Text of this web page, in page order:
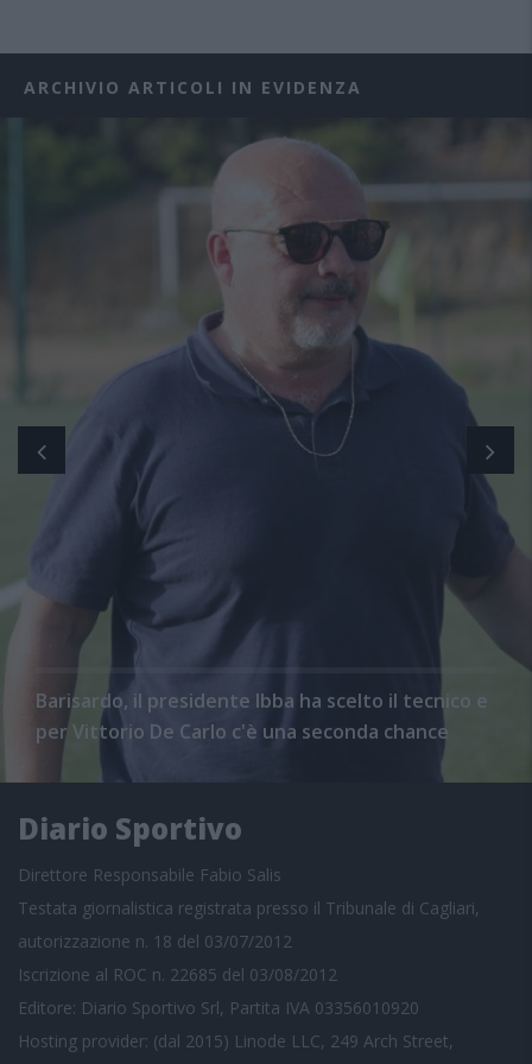
ARCHIVIO ARTICOLI IN EVIDENZA
Barisardo, il presidente Ibba ha scelto il tecnico e
per Vittorio De Carlo c'è una seconda chance
Diario Sportivo
Direttore Responsabile Fabio Salis
Testata giornalistica registrata presso il Tribunale di Cagliari,
autorizzazione n. 18 del 03/07/2012
Iscrizione al ROC n. 22685 del 03/08/2012
Editore: Diario Sportivo Srl, Partita IVA 03356010920
Hosting provider: (dal 2015) Linode LLC, 249 Arch Street,